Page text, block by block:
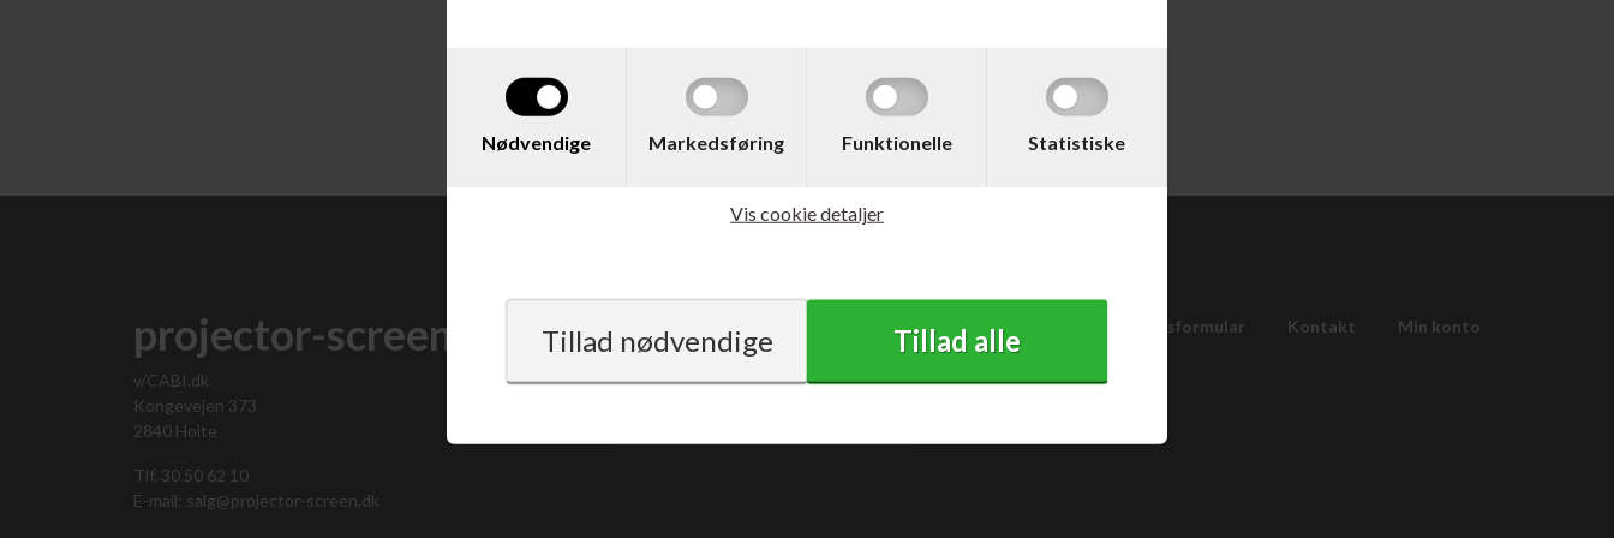
Nødvendige Markedsføring Funktionelle Statistiske
Vis cookie detaljer
Vis med moms
projector-screen.dk
v/CABI.dk
Kongevejen 373
2840 Holte
Tlf. 30 50 62 10
E-mail: salg@projector-screen.dk
Vilkår Support Fortrydelsesformular Kontakt Min konto